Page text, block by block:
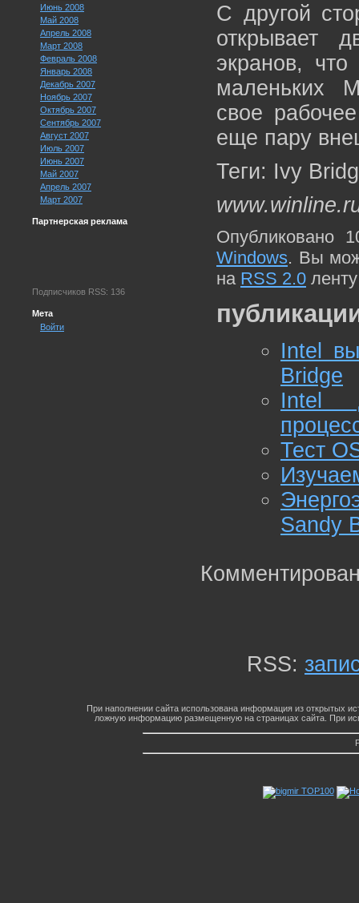
Июнь 2008
Май 2008
Апрель 2008
Март 2008
Февраль 2008
Январь 2008
Декабрь 2007
Ноябрь 2007
Октябрь 2007
Сентябрь 2007
Август 2007
Июль 2007
Июнь 2007
Май 2007
Апрель 2007
Март 2007
Партнерская реклама
Подписчиков RSS: 136
Мета
Войти
С другой
открывает
экранов,
маленьких
свое
еще пару
Теги: Ivy
Опубликовано
Windows. Вы
на RSS 2.0
Intel
Bridge
Intel
Тест
Sandy
RSS:
При наполнении сайта использована информация из открытых
ложную информацию размещенную на страницах сайта. При